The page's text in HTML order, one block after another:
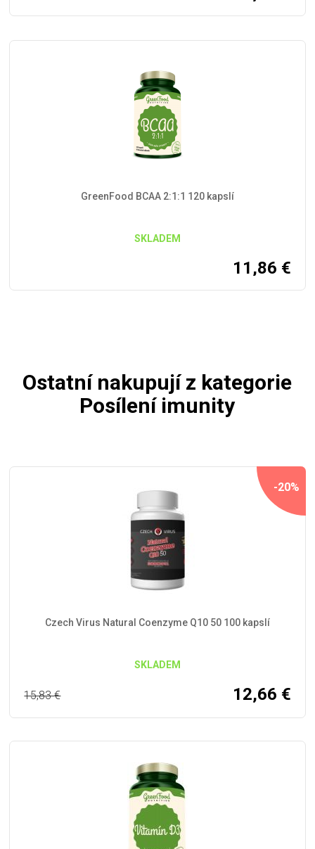
GreenFood BCAA 2:1:1 120 kapslí
SKLADEM
11,86 €
Ostatní nakupují z kategorie
Posílení imunity
-20%
Czech Virus Natural Coenzyme Q10 50 100 kapslí
SKLADEM
15,83€ 12,66 €